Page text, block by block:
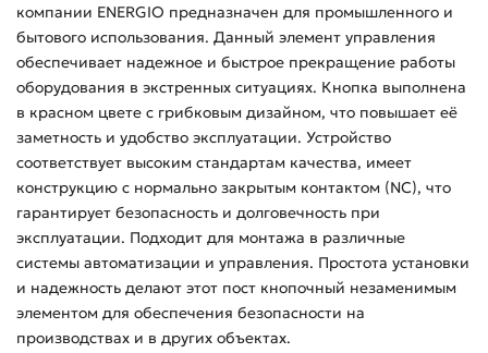
компании ENERGIO предназначен для промышленного и
бытового использования. Данный элемент управления
обеспечивает надежное и быстрое прекращение работы
оборудования в экстренных ситуациях. Кнопка выполнена
в красном цвете с грибковым дизайном, что повышает её
заметность и удобство эксплуатации. Устройство
соответствует высоким стандартам качества, имеет
конструкцию с нормально закрытым контактом (NC), что
гарантирует безопасность и долговечность при
эксплуатации. Подходит для монтажа в различные
системы автоматизации и управления. Простота установки
и надежность делают этот пост кнопочный незаменимым
элементом для обеспечения безопасности на
производствах и в других объектах.